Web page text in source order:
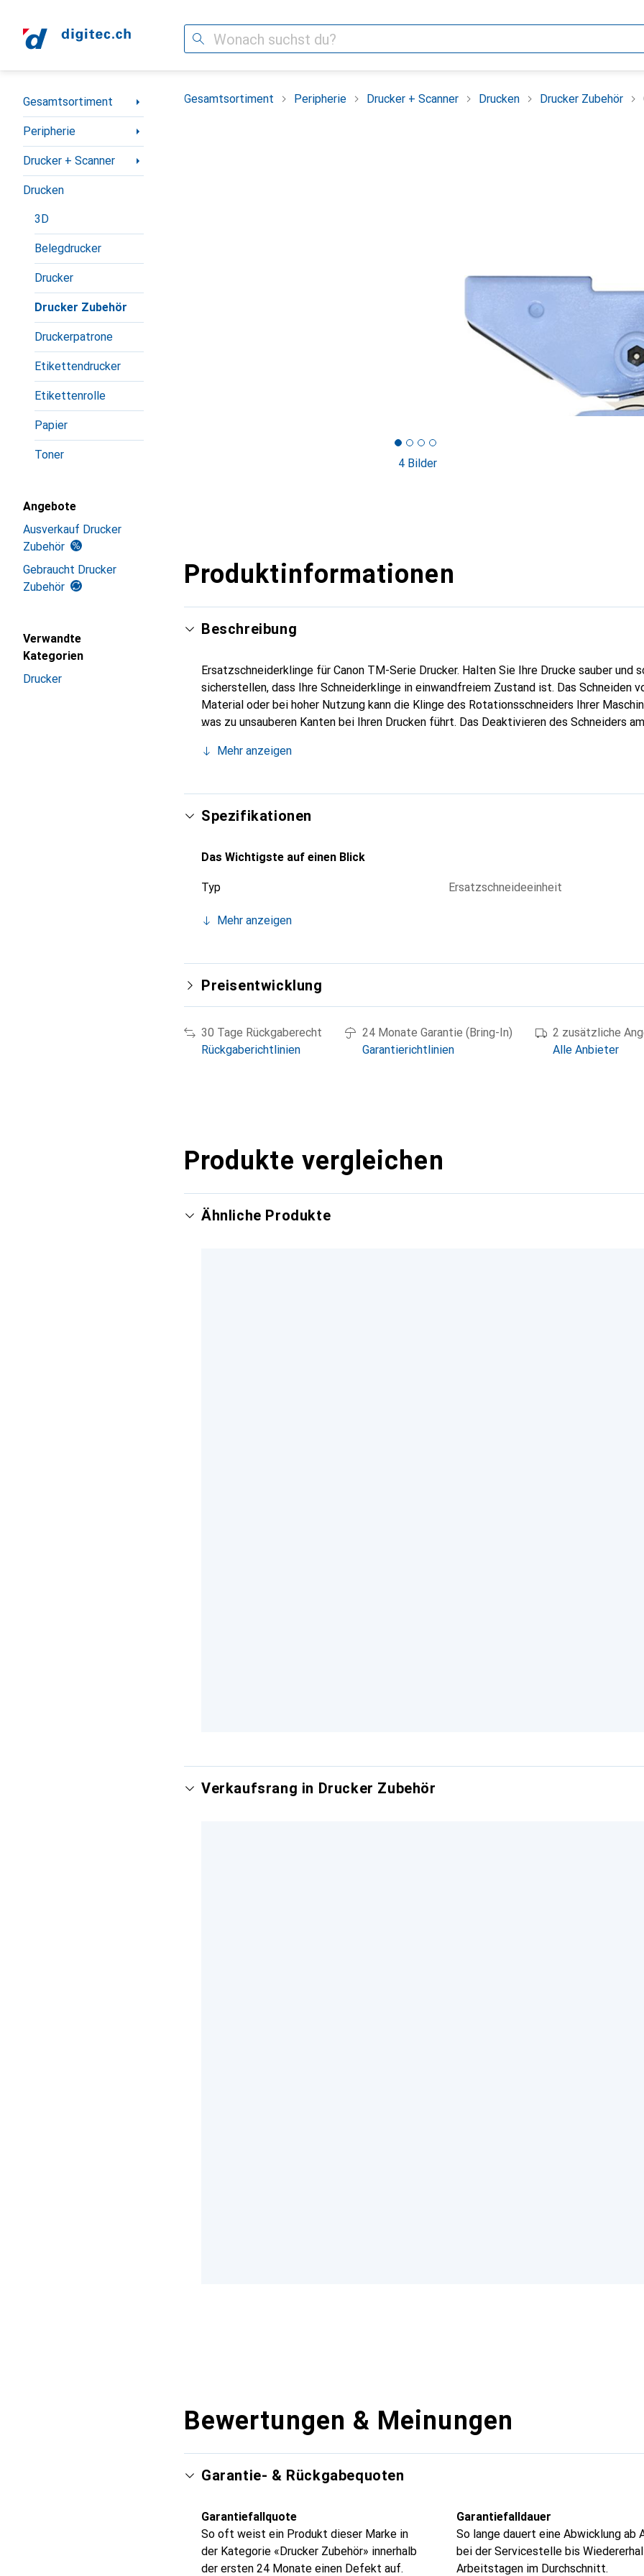
Suche
Navigation nach Kategorien
Gesamtsortiment
Peripherie
Drucker + Scanner
Drucken
3D
Belegdrucker
Drucker
Drucker Zubehör
Druckerpatrone
Etikettendrucker
Etikettenrolle
Papier
Toner
Angebote
Ausverkauf Drucker
Zubehör
Gebraucht Drucker
Zubehör
Verwandte
Kategorien
Drucker
Gesamtsortiment Peripherie Drucker + Scanner Drucken Drucker Zubehör
4 Bilder
Produktinformationen
Beschreibung
Ersatzschneiderklinge für Canon TM-Serie Drucker. Halten Sie Ihre Drucke sauber und
sicherstellen, dass Ihre Schneiderklinge in einwandfreiem Zustand ist. Das Schneiden
Material oder bei hoher Nutzung kann die Klinge des Rotationsschneiders Ihrer
was zu unsauberen Kanten bei Ihren Drucken führt. Das Deaktivieren des Schneiders
Originalteil von Canon kann vom Endbenutzer leicht ausgetauscht werden.
Mehr anzeigen
Spezifikationen
Das Wichtigste auf einen Blick
Typ Ersatzschneideeinheit
Mehr anzeigen
Preisentwicklung
30 Tage Rückgaberecht
Rückgaberichtlinien
24 Monate Garantie (Bring-In)
Garantierichtlinien
2 zusätzliche
Alle Anbieter
Produkte vergleichen
Ähnliche Produkte
Verkaufsrang in Drucker Zubehör
Bewertungen & Meinungen
Garantie- & Rückgabequoten
Garantiefallquote
So oft weist ein Produkt dieser Marke in
der Kategorie «Drucker Zubehör» innerhalb
der ersten 24 Monate einen Defekt auf.
Garantiefalldauer
So lange dauert eine Abwicklung ab
bei der Servicestelle bis
Arbeitstagen im Durchschnitt.